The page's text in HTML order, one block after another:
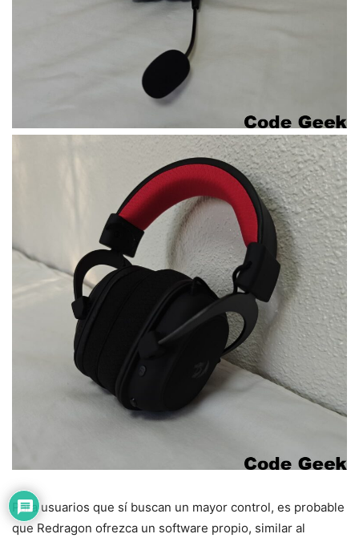
Para usuarios que sí buscan un mayor control, es probable
que Redragon ofrezca un software propio, similar al